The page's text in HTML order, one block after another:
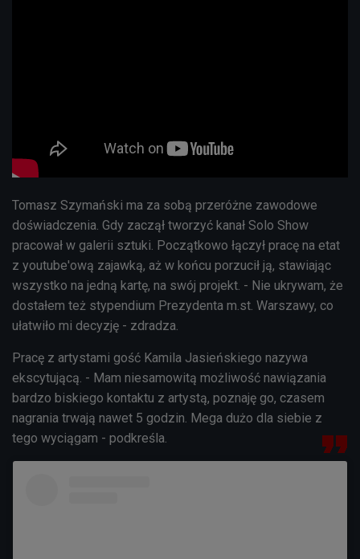
Tomasz Szymański ma za sobą przeróżne zawodowe
doświadczenia. Gdy zaczął tworzyć kanał Solo Show
pracował w galerii sztuki. Początkowo łączył pracę na etat
z youtube'ową zajawką, aż w końcu porzucił ją, stawiając
wszystko na jedną kartę, na swój projekt. - Nie ukrywam, że
dostałem też stypendium Prezydenta m.st. Warszawy, co
ułatwiło mi decyzję - zdradza.
Pracę z artystami gość Kamila Jasieńskiego nazywa
ekscytującą. - Mam niesamowitą możliwość nawiązania
bardzo biskiego kontaktu z artystą, poznaję go, czasem
nagrania trwają nawet 5 godzin. Mega dużo dla siebie z
tego wyciągam - podkreśla.